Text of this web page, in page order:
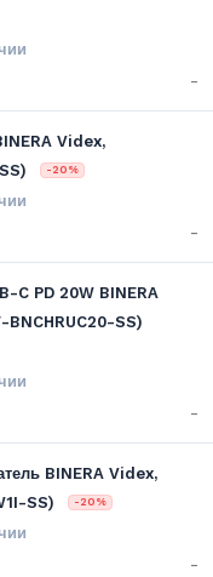
-
Videx,
-20%
-
C PD 20W BINERA
SS)
-
BINERA Videx,
SS)
-20%
-